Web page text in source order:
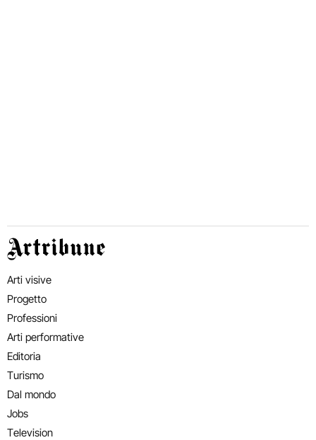
Artribune
Arti visive
Progetto
Professioni
Arti performative
Editoria
Turismo
Dal mondo
Jobs
Television